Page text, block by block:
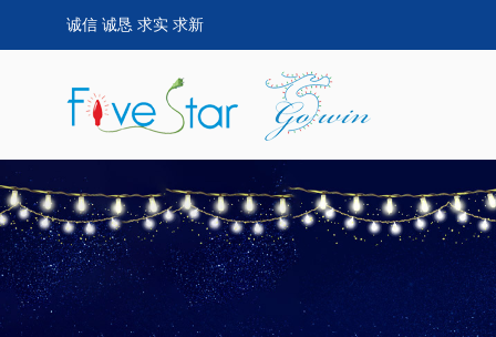
诚信 诚恳 求实 求新